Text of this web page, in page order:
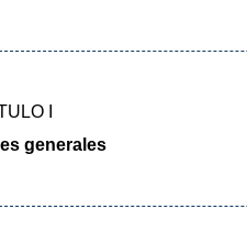
I
generales